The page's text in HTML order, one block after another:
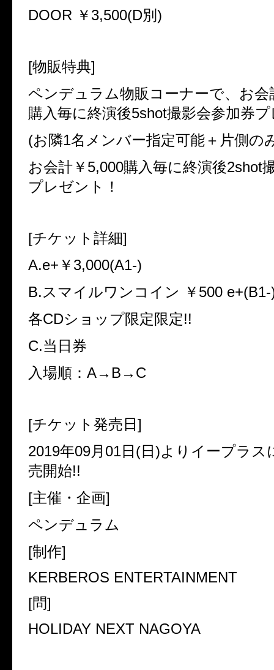
DOOR ￥3,500(D別)
[物販特典]
ペンデュラム物販コーナーで、お会
購入毎に終演後5shot撮影会参加券
(お隣1名メンバー指定可能＋片側の
お会計￥5,000購入毎に終演後2shot
プレゼント！
[チケット詳細]
A.e+￥3,000(A1-)
B.スマイルワンコイン ￥500 e+(B1-
各CDショップ限定限定!!
C.当日券
入場順：A→B→C
[チケット発売日]
2019年09月01日(日)よりイープラス
売開始!!
[主催・企画]
ペンデュラム
[制作]
KERBEROS ENTERTAINMENT
[問]
HOLIDAY NEXT NAGOYA